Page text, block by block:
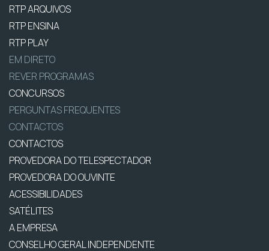
RTP ARQUIVOS
RTP ENSINA
RTP PLAY
EM DIRETO
REVER PROGRAMAS
CONCURSOS
PERGUNTAS FREQUENTES
CONTACTOS
CONTACTOS
PROVEDORA DO TELESPECTADOR
PROVEDORA DO OUVINTE
ACESSIBILIDADES
SATÉLITES
A EMPRESA
CONSELHO GERAL INDEPENDENTE